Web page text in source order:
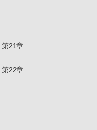
第21章
第22章